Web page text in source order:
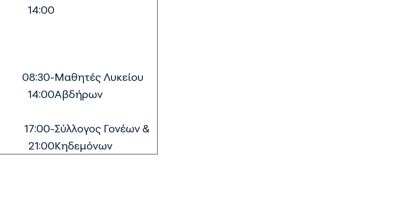
14:00
08:30-
14:00
Μαθητές Λυκείου
Αβδήρων
17:00-
21:00
Σύλλογος Γονέων &
Κηδεμόνων